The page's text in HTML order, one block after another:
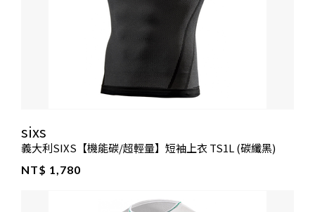
sixs
義大利SIXS【機能碳/超輕量】短袖上衣 TS1L (碳纖黑)
NT$ 1,780